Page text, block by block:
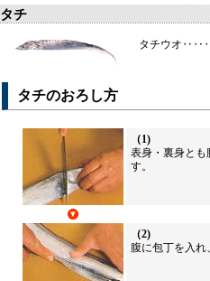
タチ
タチウオ‥‥‥
タチのおろし方
（1)
表身・裏身とも
す。
（2)
腹に包丁を入